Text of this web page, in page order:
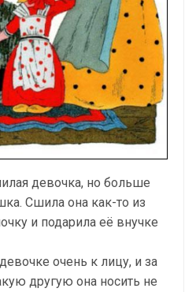
девочка, но больше
Сшила она как-то из
и подарила её внучке
очень к лицу, и за
другую она носить не